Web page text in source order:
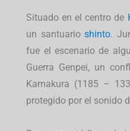
Situado en el centro de
un santuarioshinto.
fue el escenario de
Guerra Genpei, un
Kamakura (1185 –
protegido por el sonido